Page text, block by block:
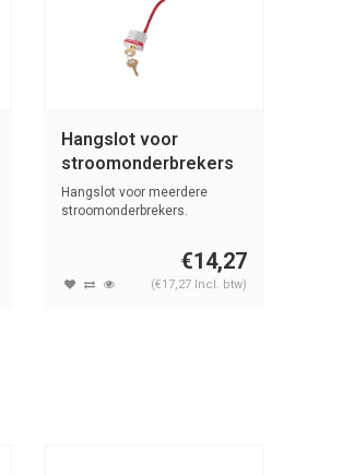
Hangslot voor
stroomonderbrekers
7C5RED
Hangslot voor meerdere
stroomonderbrekers.
€14,27
(€17,27 Incl. btw)